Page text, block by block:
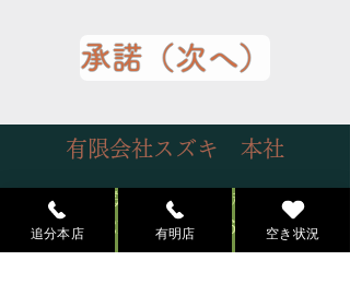
承諾（次へ）
有限会社スズキ 本社
所在地 :安曇野市穂高北穂高3063
TEL:
0120-556-689
追分本店 有明店 空き状況